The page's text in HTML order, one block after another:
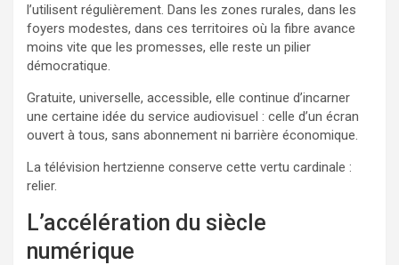
l’utilisent régulièrement. Dans les zones rurales, dans les
foyers modestes, dans ces territoires où la fibre avance
moins vite que les promesses, elle reste un pilier
démocratique.
Gratuite, universelle, accessible, elle continue d’incarner
une certaine idée du service audiovisuel : celle d’un écran
ouvert à tous, sans abonnement ni barrière économique.
La télévision hertzienne conserve cette vertu cardinale :
relier.
L’accélération du siècle
numérique